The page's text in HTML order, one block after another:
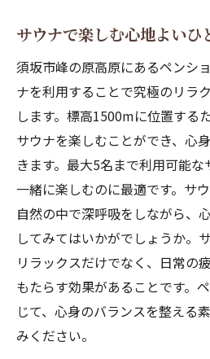
サウナで楽しむ心地よいひ
須坂市峰の原高原にあるペンシ
ナを利用することで究極のリラ
します。標高1500mに位置する
サウナを楽しむことができ、心
きます。最大5名まで利用可能
一緒に楽しむのに最適です。サ
自然の中で深呼吸をしながら、
してみてはいかがでしょうか。
リラックスだけでなく、日常の
もたらす効果があることです。
じて、心身のバランスを整える
みください。